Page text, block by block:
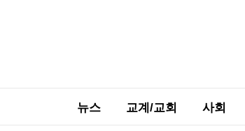
뉴스 교계/교회 사회